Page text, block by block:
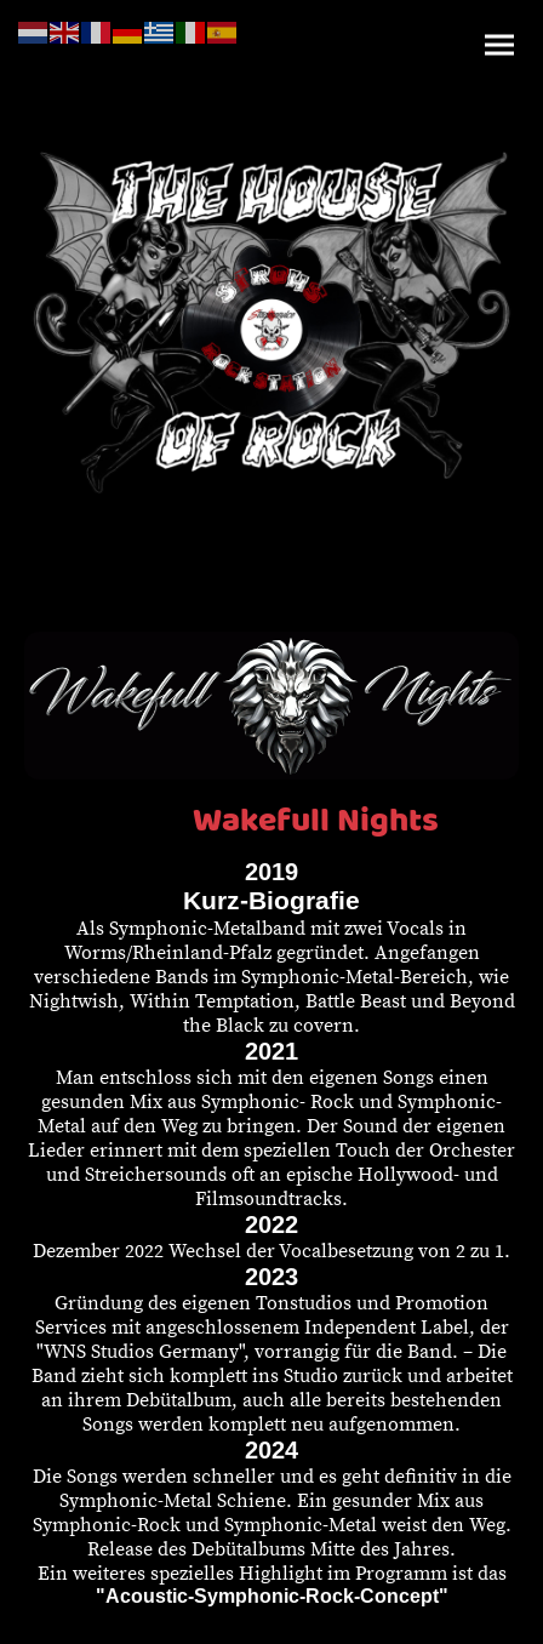
Wakefull Nights
2019
Kurz-Biografie
Als Symphonic-Metalband mit zwei Vocals in
Worms/Rheinland-Pfalz gegründet. Angefangen
verschiedene Bands im Symphonic-Metal-Bereich, wie
Nightwish, Within Temptation, Battle Beast und Beyond
the Black zu covern.
2021
Man entschloss sich mit den eigenen Songs einen
gesunden Mix aus Symphonic- Rock und Symphonic-
Metal auf den Weg zu bringen. Der Sound der eigenen
Lieder erinnert mit dem speziellen Touch der Orchester
und Streichersounds oft an epische Hollywood- und
Filmsoundtracks.
2022
Dezember 2022 Wechsel der Vocalbesetzung von 2 zu 1.
2023
Gründung des eigenen Tonstudios und Promotion
Services mit angeschlossenem Independent Label, der
"WNS Studios Germany", vorrangig für die Band. – Die
Band zieht sich komplett ins Studio zurück und arbeitet
an ihrem Debütalbum, auch alle bereits bestehenden
Songs werden komplett neu aufgenommen.
2024
Die Songs werden schneller und es geht definitiv in die
Symphonic-Metal Schiene. Ein gesunder Mix aus
Symphonic-Rock und Symphonic-Metal weist den Weg.
Release des Debütalbums Mitte des Jahres.
Ein weiteres spezielles Highlight im Programm ist das
"Acoustic-Symphonic-Rock-Concept"